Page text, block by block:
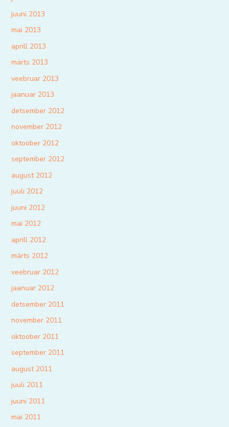
juuni 2013
mai 2013
aprill 2013
märts 2013
veebruar 2013
jaanuar 2013
detsember 2012
november 2012
oktoober 2012
september 2012
august 2012
juuli 2012
juuni 2012
mai 2012
aprill 2012
märts 2012
veebruar 2012
jaanuar 2012
detsember 2011
november 2011
oktoober 2011
september 2011
august 2011
juuli 2011
juuni 2011
mai 2011